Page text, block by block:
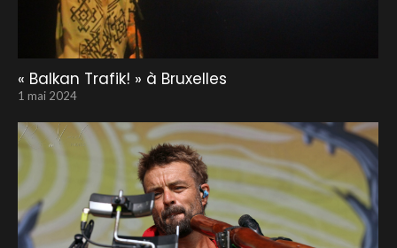
« Balkan Trafik! » à Bruxelles
1 mai 2024